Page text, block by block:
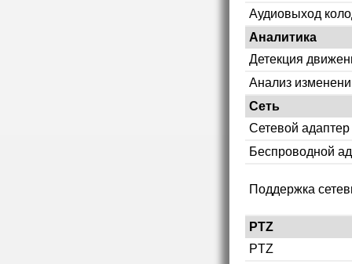
Аудиовыход
Аналитика
Детекция
Анализ
Сеть
Сетевой адаптер
Беспроводной
Поддержка
PTZ
PTZ